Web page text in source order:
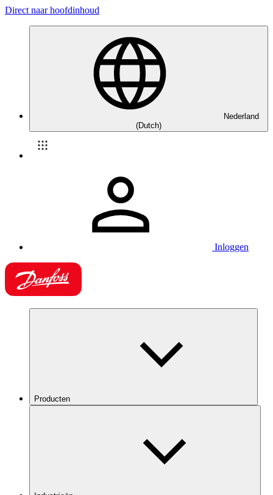
Direct naar hoofdinhoud
Nederland
(Dutch)
Inloggen
Producten